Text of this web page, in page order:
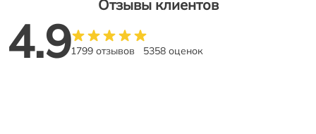
Отзывы клиентов
4.91799 отзывов 5358 оценок